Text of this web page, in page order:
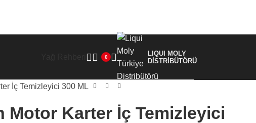
0
LIQUI MOLY
DİSTRİBÜTÖRÜ
İç Temizleyici 300 ML
Karter İç Temizleyici